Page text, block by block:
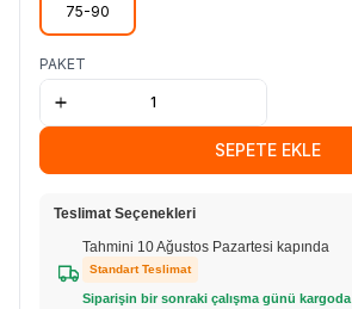
75-90
PAKET
SEPETE EKLE
Teslimat Seçenekleri
Tahmini 10 Ağustos Pazartesi kapında
Standart Teslimat
Siparişin bir sonraki çalışma günü kargoda